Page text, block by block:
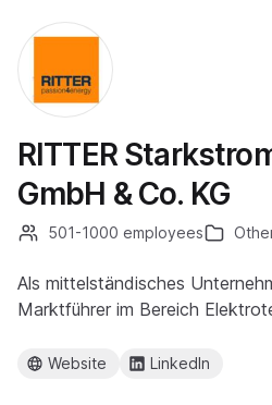
RITTER
GmbH & Co. KG
501-1000 employees
Als mittelständisches
Marktführer im Bereich
Website LinkedIn